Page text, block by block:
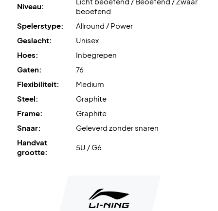
Niveau:
beoefend
Spelerstype:
Allround / Power
Geslacht:
Unisex
Hoes:
Inbegrepen
Gaten:
76
Flexibiliteit:
Medium
Steel:
Graphite
Frame:
Graphite
Snaar:
Geleverd zonder snaren
Handvat
grootte:
5U / G6